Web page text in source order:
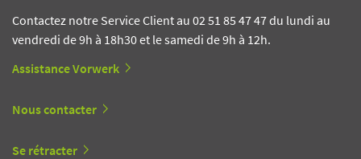
Contactez notre Service Client au 02 51 85 47 47 du lundi au
vendredi de 9h à 18h30 et le samedi de 9h à 12h.
Assistance Vorwerk
Nous contacter
Se rétracter